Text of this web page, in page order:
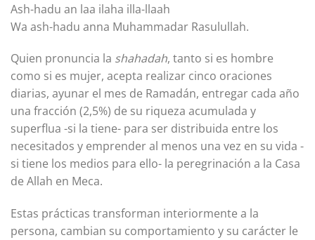
Ash-hadu an laa ilaha illa-llaah
Wa ash-hadu anna Muhammadar Rasulullah.
Quien pronuncia la shahadah, tanto si es hombre
como si es mujer, acepta realizar cinco oraciones
diarias, ayunar el mes de Ramadán, entregar cada año
una fracción (2,5%) de su riqueza acumulada y
superflua -si la tiene- para ser distribuida entre los
necesitados y emprender al menos una vez en su vida -
si tiene los medios para ello- la peregrinación a la Casa
de Allah en Meca.
Estas prácticas transforman interiormente a la
persona, cambian su comportamiento y su carácter le